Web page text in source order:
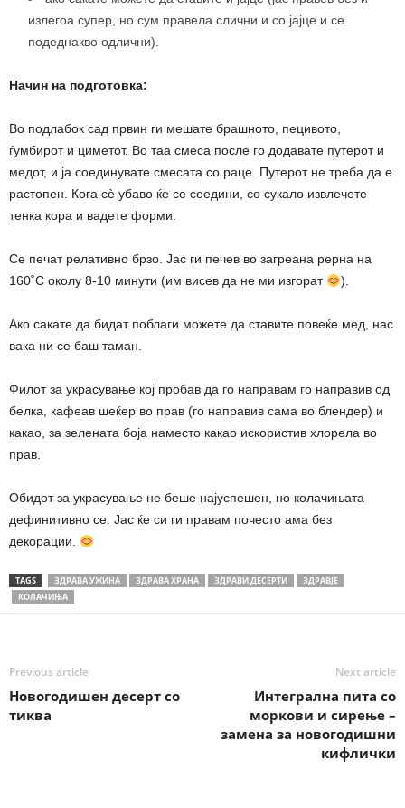
излегоа супер, но сум правела слични и со јајце и се
подеднакво одлични).
Начин на подготовка:
Во подлабок сад првин ги мешате брашното, пецивото,
ѓумбирот и циметот. Во таа смеса после го додавате путерот и
медот, и ја соединувате смесата со раце. Путерот не треба да е
растопен. Кога сè убаво ќе се соедини, со сукало извлечете
тенка кора и вадете форми.
Се печат релативно брзо. Јас ги печев во загреана рерна на
160˚С околу 8-10 минути (им висев да не ми изгорат
).
Ако сакате да бидат поблаги можете да ставите повеќе мед, нас
вака ни се баш таман.
Филот за украсување кој пробав да го направам го направив од
белка, кафеав шеќер во прав (го направив сама во блендер) и
какао, за зелената боја наместо какао искористив хлорела во
прав.
Обидот за украсување не беше најуспешен, но колачињата
дефинитивно се. Јас ќе си ги правам почесто ама без
декорации.
TAGS ЗДРАВА УЖИНА ЗДРАВА ХРАНА ЗДРАВИ ДЕСЕРТИ
ЗДРАВЈЕ
КОЛАЧИЊА
Previous article
Новогодишен десерт со
тиква
Next article
Интегрална пита со
моркови и сирење –
замена за новогодишни
кифлички